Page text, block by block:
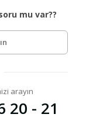
mu var??
arayın
20 - 21